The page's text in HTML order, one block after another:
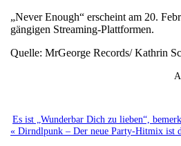
„Never Enough“ erscheint am 20.
gängigen Streaming-Plattformen.
Quelle: MrGeorge Records/ Kathrin
Es ist „Wunderbar Dich zu lieben“,
« Dirndlpunk – Der neue Party-Hitmix ist